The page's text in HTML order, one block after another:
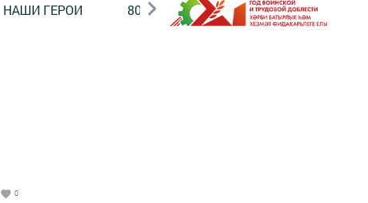
НАШИ ГЕРОИ 80 ЛЕТ ПОБЕДЫ! Финансовая
0